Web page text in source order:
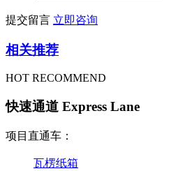
提交留言 立即咨询
相关推荐
HOT RECOMMEND
快速通道 Express Lane
项目直通车：
瓦楞纸箱